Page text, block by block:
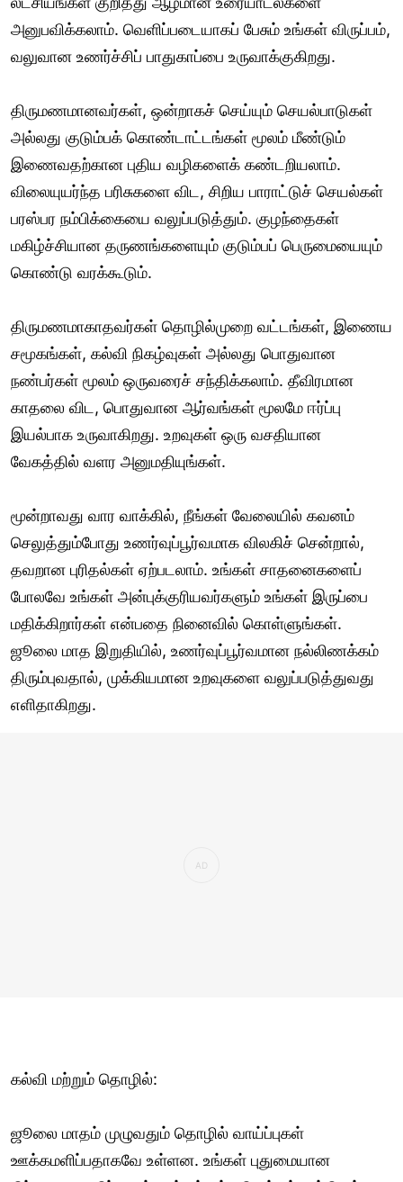
அனுபவிக்கலாம். வெளிப்படையாகப் பேசும் உங்கள் விருப்பம்,
வலுவான உணர்ச்சிப் பாதுகாப்பை உருவாக்குகிறது.
திருமணமானவர்கள், ஒன்றாகச் செய்யும் செயல்பாடுகள்
அல்லது குடும்பக் கொண்டாட்டங்கள் மூலம் மீண்டும்
இணைவதற்கான புதிய வழிகளைக் கண்டறியலாம்.
விலையுயர்ந்த பரிசுகளை விட, சிறிய பாராட்டுச் செயல்கள்
பரஸ்பர நம்பிக்கையை வலுப்படுத்தும். குழந்தைகள்
மகிழ்ச்சியான தருணங்களையும் குடும்பப் பெருமையையும்
கொண்டு வரக்கூடும்.
திருமணமாகாதவர்கள் தொழில்முறை வட்டங்கள், இணைய
சமூகங்கள், கல்வி நிகழ்வுகள் அல்லது பொதுவான
நண்பர்கள் மூலம் ஒருவரைச் சந்திக்கலாம். தீவிரமான
காதலை விட, பொதுவான ஆர்வங்கள் மூலமே ஈர்ப்பு
இயல்பாக உருவாகிறது. உறவுகள் ஒரு வசதியான
வேகத்தில் வளர அனுமதியுங்கள்.
மூன்றாவது வார வாக்கில், நீங்கள் வேலையில் கவனம்
செலுத்தும்போது உணர்வுப்பூர்வமாக விலகிச் சென்றால்,
தவறான புரிதல்கள் ஏற்படலாம். உங்கள் சாதனைகளைப்
போலவே உங்கள் அன்புக்குரியவர்களும் உங்கள் இருப்பை
மதிக்கிறார்கள் என்பதை நினைவில் கொள்ளுங்கள்.
ஜூலை மாத இறுதியில், உணர்வுப்பூர்வமான நல்லிணக்கம்
திரும்புவதால், முக்கியமான உறவுகளை வலுப்படுத்துவது
எளிதாகிறது.
கல்வி மற்றும் தொழில்:
ஜூலை மாதம் முழுவதும் தொழில் வாய்ப்புகள்
ஊக்கமளிப்பதாகவே உள்ளன. உங்கள் புதுமையான